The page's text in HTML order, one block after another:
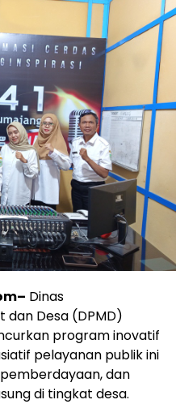
Dinas
Desa (DPMD)
program inovatif
pelayanan publik ini
dan
di tingkat desa.